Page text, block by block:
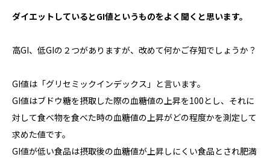
ダイエットしているとGI値というものをよく聞くと思います。
高GI、低GIの２つがありますが、改めて何かご存知でしょうか？
GI値は「グリセミックインデックス」と言います。
GI値はブドウ糖を摂取した際の血糖値の上昇を100とし、それに
対して食べ物を食べた時の血糖値の上昇がどの程度かを測定して
求めた値です。
GI値が低い食品は摂取後の血糖値が上昇しにくい食品とされ肥満